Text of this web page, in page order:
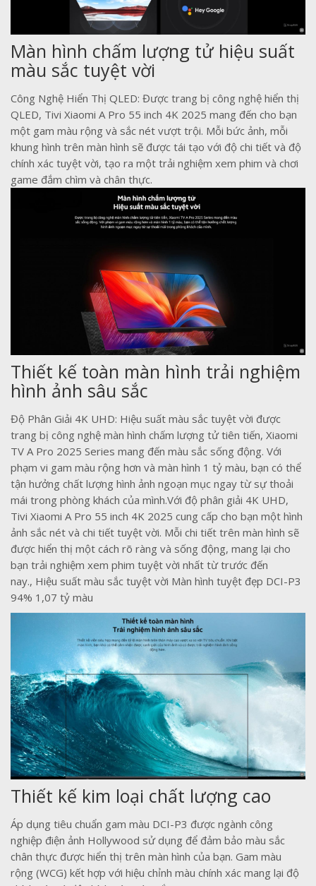
Màn hình chấm lượng tử hiệu suất
màu sắc tuyệt vời
Công Nghệ Hiển Thị QLED: Được trang bị công nghệ hiển thị
QLED, Tivi Xiaomi A Pro 55 inch 4K 2025 mang đến cho bạn
một gam màu rộng và sắc nét vượt trội. Mỗi bức ảnh, mỗi
khung hình trên màn hình sẽ được tái tạo với độ chi tiết và độ
chính xác tuyệt vời, tạo ra một trải nghiệm xem phim và chơi
game đắm chìm và chân thực.
Thiết kế toàn màn hình trải nghiệm
hình ảnh sâu sắc
Độ Phân Giải 4K UHD: Hiệu suất màu sắc tuyệt vời được
trang bị công nghệ màn hình chấm lượng tử tiên tiến, Xiaomi
TV A Pro 2025 Series mang đến màu sắc sống động. Với
phạm vi gam màu rộng hơn và màn hình 1 tỷ màu, bạn có thể
tận hưởng chất lượng hình ảnh ngoạn mục ngay từ sự thoải
mái trong phòng khách của mình.Với độ phân giải 4K UHD,
Tivi Xiaomi A Pro 55 inch 4K 2025 cung cấp cho bạn một hình
ảnh sắc nét và chi tiết tuyệt vời. Mỗi chi tiết trên màn hình sẽ
được hiển thị một cách rõ ràng và sống động, mang lại cho
bạn trải nghiệm xem phim tuyệt vời nhất từ trước đến
nay., Hiệu suất màu sắc tuyệt vời Màn hình tuyệt đẹp DCI-P3
94% 1,07 tỷ màu
Thiết kế kim loại chất lượng cao
Áp dụng tiêu chuẩn gam màu DCI-P3 được ngành công
nghiệp điện ảnh Hollywood sử dụng để đảm bảo màu sắc
chân thực được hiển thị trên màn hình của bạn. Gam màu
rộng (WCG) kết hợp với hiệu chỉnh màu chính xác mang lại độ